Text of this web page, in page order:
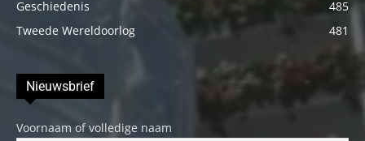
Geschiedenis
485
Tweede Wereldoorlog
481
Nieuwsbrief
Voornaam of volledige naam